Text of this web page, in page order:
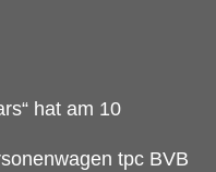
hat am 10
tpc BVB